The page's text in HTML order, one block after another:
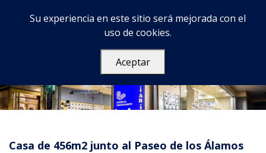
Casa de 456m2 junto al Paseo de los Álamos
Su experiencia en este sitio será mejorada con el
uso de cookies.
Aceptar